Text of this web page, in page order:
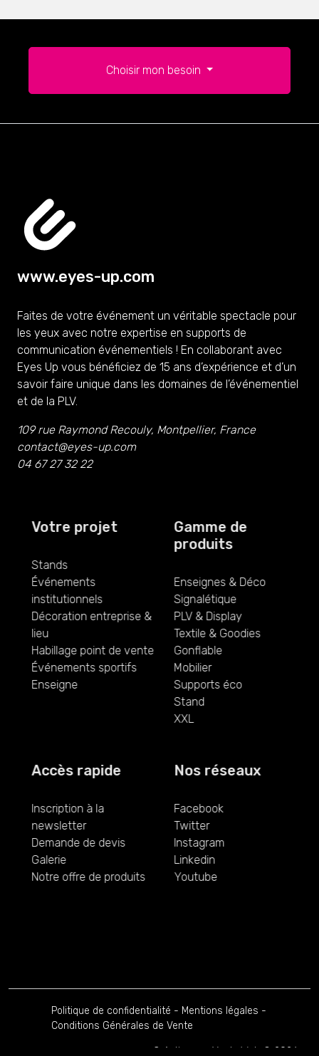
Choisir mon besoin
www.eyes-up.com
Faites de votre événement un véritable spectacle pour
les yeux avec notre expertise en supports de
communication événementiels ! En collaborant avec
Eyes Up vous bénéficiez de 15 ans d’expérience et d’un
savoir faire unique dans les domaines de l’événementiel
et de la PLV.
109 rue Raymond Recouly, Montpellier, France
contact@eyes-up.com
04 67 27 32 22
Votre projet
Stands
Événements
institutionnels
Décoration entreprise &
lieu
Habillage point de vente
Événements sportifs
Enseigne
Gamme de
produits
Enseignes & Déco
Signalétique
PLV & Display
Textile & Goodies
Gonflable
Mobilier
Supports éco
Stand
XXL
Accès rapide
Inscription à la
newsletter
Demande de devis
Galerie
Notre offre de produits
Nos réseaux
Facebook
Twitter
Instagram
Linkedin
Youtube
Politique de confidentialité - Mentions légales -
Conditions Générales de Vente
Création par Vu du Web © 2026